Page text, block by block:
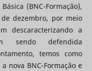
(BNC-Formação),
dezembro, por meio
descaracterizando a
sendo defendida
temos como
nova BNC-Formação e